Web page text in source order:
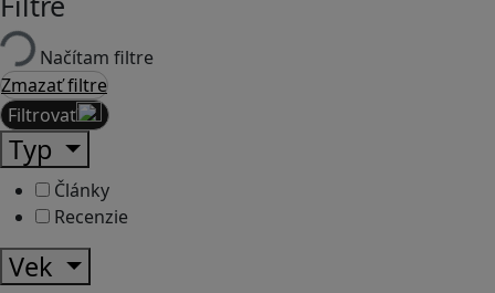
Načítam filtre
Zmazať filtre
Filtrovať
Typ
Články
Recenzie
Vek